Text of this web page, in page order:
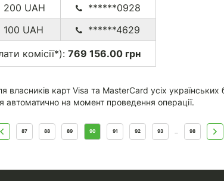
200 UAH
******0928
100 UAH
******4629
комісії*): 769 156.00 грн
власників карт Visa та MasterCard усіх українських
автоматично на момент проведення операції.
87 88 89 90 91 92 93 98